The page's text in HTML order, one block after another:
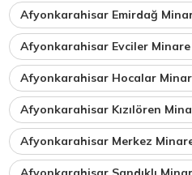
Afyonkarahisar Emirdağ
Afyonkarahisar Evciler
Afyonkarahisar Hocalar
Afyonkarahisar Kızılören
Afyonkarahisar Merkez